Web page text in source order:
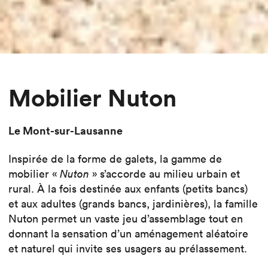
Mobilier Nuton
Le Mont-sur-Lausanne
Inspirée de la forme de galets, la gamme de
mobilier « Nuton » s’accorde au milieu urbain et
rural. À la fois destinée aux enfants (petits bancs)
et aux adultes (grands bancs, jardinières), la famille
Nuton permet un vaste jeu d’assemblage tout en
donnant la sensation d’un aménagement aléatoire
et naturel qui invite ses usagers au prélassement.